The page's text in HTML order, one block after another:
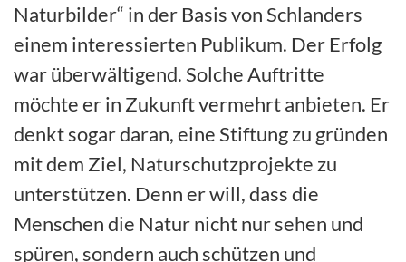
Naturbilder“ in der Basis von Schlanders
einem interessierten Publikum. Der Erfolg
war überwältigend. Solche Auftritte
möchte er in Zukunft vermehrt anbieten. Er
denkt sogar daran, eine Stiftung zu gründen
mit dem Ziel, Naturschutzprojekte zu
unterstützen. Denn er will, dass die
Menschen die Natur nicht nur sehen und
spüren, sondern auch schützen und